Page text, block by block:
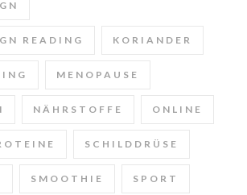
READING KORIANDER
MENOPAUSE
NÄHRSTOFFE ONLINE
SCHILDDRÜSE
SMOOTHIE SPORT